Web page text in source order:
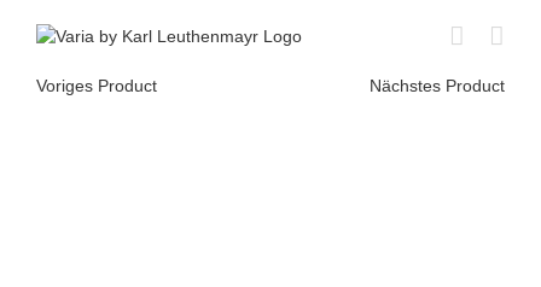
Voriges Product
Nächstes Product